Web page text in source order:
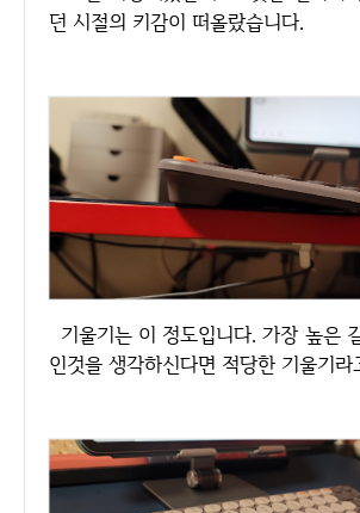
던 시절의 키감이 떠올랐습니다.
기울기는 이 정도입니다. 가장 높은 길이가 약 22mm
인것을 생각하신다면 적당한 기울기라